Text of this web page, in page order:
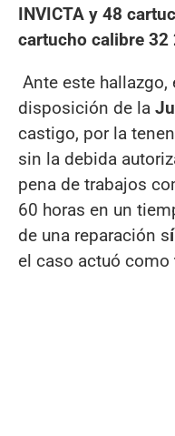
INVICTA y 48
cartucho calibre 32
Ante este
disposición de la
castigo, por la
sin la debida
pena de trabajos
60 horas en un
de una reparación s
el caso actuó como